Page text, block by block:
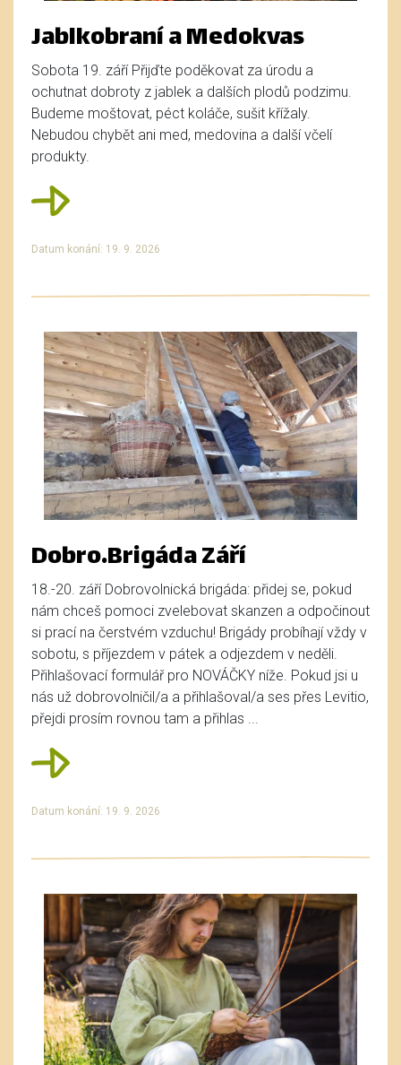
Jablkobraní a Medokvas
Sobota 19. září Přijďte poděkovat za úrodu a
ochutnat dobroty z jablek a dalších plodů podzimu.
Budeme moštovat, péct koláče, sušit křížaly.
Nebudou chybět ani med, medovina a další včelí
produkty.
Datum konání: 19. 9. 2026
Dobro.Brigáda Září
18.-20. září Dobrovolnická brigáda: přidej se, pokud
nám chceš pomoci zvelebovat skanzen a odpočinout
si prací na čerstvém vzduchu! Brigády probíhají vždy v
sobotu, s příjezdem v pátek a odjezdem v neděli.
Přihlašovací formulář pro NOVÁČKY níže. Pokud jsi u
nás už dobrovolničil/a a přihlašoval/a ses přes Levitio,
přejdi prosím rovnou tam a přihlas ...
Datum konání: 19. 9. 2026